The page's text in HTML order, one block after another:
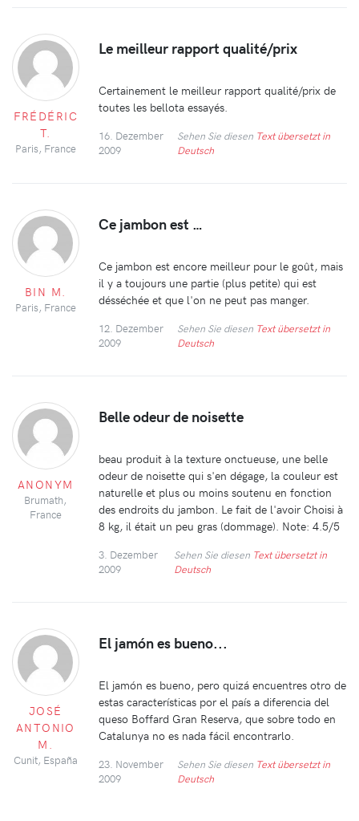
FRÉDÉRIC
T.
Paris, France
Le meilleur rapport qualité/prix
Certainement le meilleur rapport qualité/prix de
toutes les bellota essayés.
16. Dezember
2009
Sehen Sie diesen Text übersetzt in
Deutsch
BIN M.
Paris, France
Ce jambon est …
Ce jambon est encore meilleur pour le goût, mais
il y a toujours une partie (plus petite) qui est
désséchée et que l'on ne peut pas manger.
12. Dezember
2009
Sehen Sie diesen Text übersetzt in
Deutsch
ANONYM
Brumath,
France
Belle odeur de noisette
beau produit à la texture onctueuse, une belle
odeur de noisette qui s'en dégage, la couleur est
naturelle et plus ou moins soutenu en fonction
des endroits du jambon. Le fait de l'avoir Choisi à
8 kg, il était un peu gras (dommage). Note: 4.5/5
3. Dezember
2009
Sehen Sie diesen Text übersetzt in
Deutsch
JOSÉ
ANTONIO
M.
Cunit, España
El jamón es bueno...
El jamón es bueno, pero quizá encuentres otro de
estas características por el país a diferencia del
queso Boffard Gran Reserva, que sobre todo en
Catalunya no es nada fácil encontrarlo.
23. November
2009
Sehen Sie diesen Text übersetzt in
Deutsch